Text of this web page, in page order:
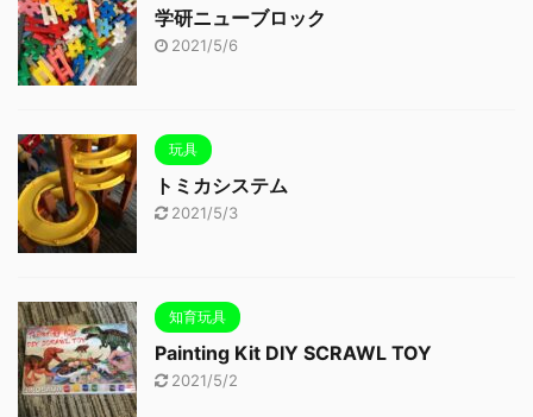
学研ニューブロック
2021/5/6
玩具
トミカシステム
2021/5/3
知育玩具
Painting Kit DIY SCRAWL TOY
2021/5/2